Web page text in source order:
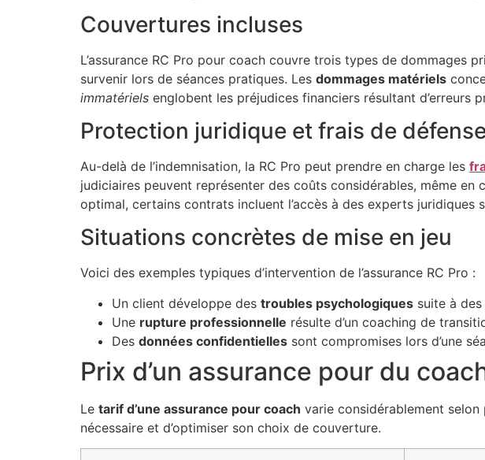
Couvertures incluses
L’assurance RC Pro pour coach couvre trois types de dommages
survenir lors de séances pratiques. Les dommages matériels
immatériels englobent les préjudices financiers résultant d’erreurs
Protection juridique et frais de
Au-delà de l’indemnisation, la RC Pro peut prendre en charge les
judiciaires peuvent représenter des coûts considérables, même
optimal, certains contrats incluent l’accès à des experts juridiques
Situations concrètes de mise en jeu
Voici des exemples typiques d’intervention de l’assurance RC Pro :
Un client développe des troubles psychologiques suite à
Une rupture professionnelle résulte d’un coaching de
Des données confidentielles sont compromises lors d’une
Prix d’un assurance pour du
Le tarif d’une assurance pour coach varie considérablement
nécessaire et d’optimiser son choix de couverture.